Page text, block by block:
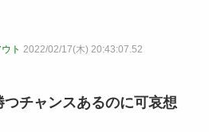
ト 2022/02/17(木) 20:43:07.52
チャンスあるのに可哀想